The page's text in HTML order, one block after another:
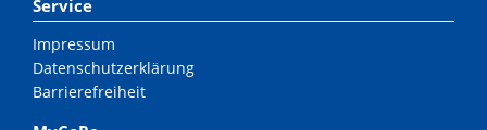
Service
Impressum
Datenschutzerklärung
Barrierefreiheit